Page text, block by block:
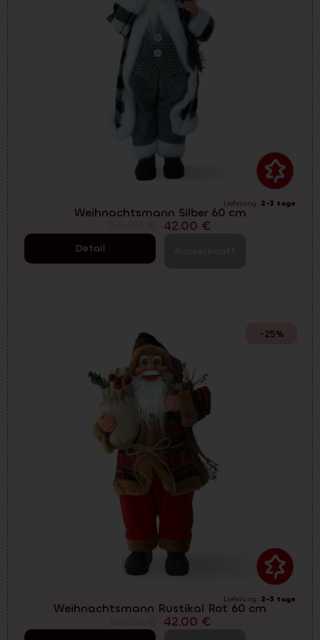
Lieferung: 2-3 tage
Weihnachtsmann Silber 60 cm
42.00 €
Detail
-25%
Lieferung: 2-3 tage
Weihnachtsmann Rustikal Rot 60 cm
42.00 €